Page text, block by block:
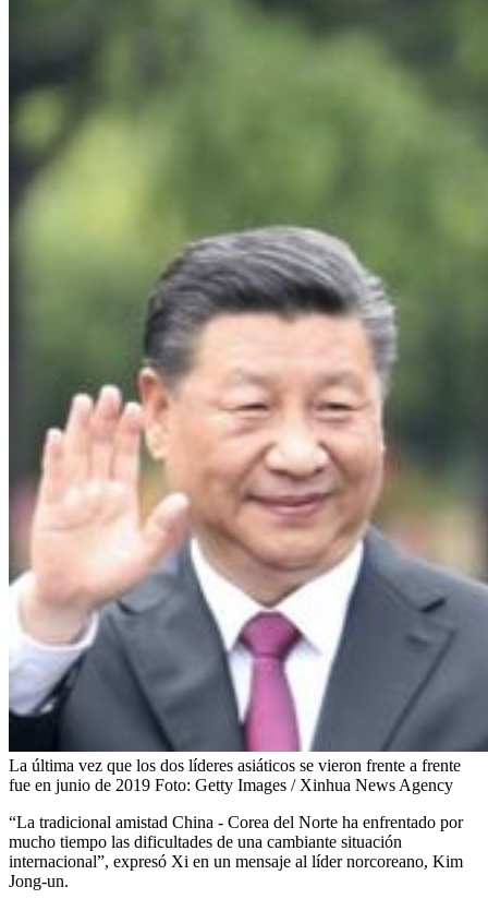
La última vez que los dos líderes asiáticos se vieron frente a frente
fue en junio de 2019 Foto: Getty Images / Xinhua News Agency
“La tradicional amistad China - Corea del Norte ha enfrentado por
mucho tiempo las dificultades de una cambiante situación
internacional”, expresó Xi en un mensaje al líder norcoreano, Kim
Jong-un.